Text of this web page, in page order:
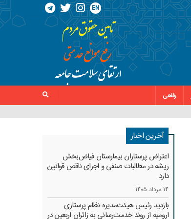
EN
رفاهی
آخرین اخبار
اعتراض پرستاران بیمارستان فیاض‌بخش
ریشه در مطالبات صنفی و اجرای ناقص قوانین
دارد
14 مرداد 1405
بازدید رئیس هیئت‌مدیره نظام پرستاری
ارومیه از روند خدمت‌رسانی به زائران اربعین در